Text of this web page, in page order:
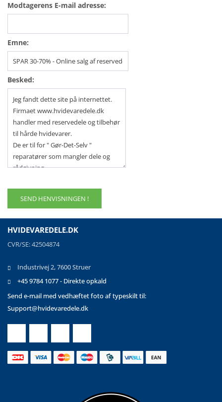
Modtagerens E-mail adresse:
Emne:
Besked:
HVIDEVAREDELE.DK
CVR/SE: 42504874
Industrivej 2, 7600 Struer
+45 9784 1077 - Direkte opkald
Send e-mail med vedhæftet foto af typeskilt til:
Support@hvidevaredele.dk